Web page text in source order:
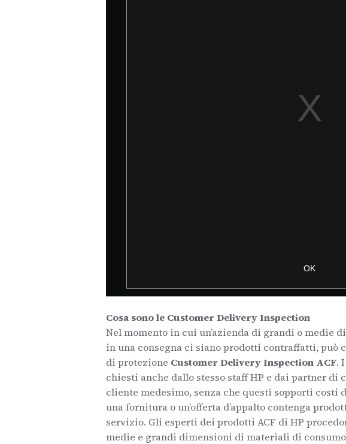
Cosa sono le Customer Delivery Inspection
Nel momento in cui un’azienda di grandi o medie
in una consegna ci siano prodotti contraffatti, può
di protezione Customer Delivery Inspection ACF.
chiesti anche dallo stesso staff HP e dai partner di
cliente medesimo, senza che questi sopporti costi
una fornitura o un’offerta d’appalto contenga
servizio. Gli esperti dei prodotti ACF di HP
medie e grandi dimensioni di materiali di